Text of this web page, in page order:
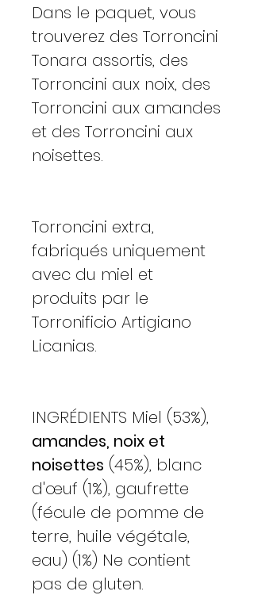
Dans le paquet, vous
trouverez des Torroncini
Tonara assortis, des
Torroncini aux noix, des
Torroncini aux amandes
et des Torroncini aux
noisettes.
Torroncini extra,
fabriqués uniquement
avec du miel et
produits par le
Torronificio Artigiano
Licanias.
INGRÉDIENTS Miel (53%),
amandes, noix et
noisettes (45%), blanc
d'œuf (1%), gaufrette
(fécule de pomme de
terre, huile végétale,
eau) (1%) Ne contient
pas de gluten.